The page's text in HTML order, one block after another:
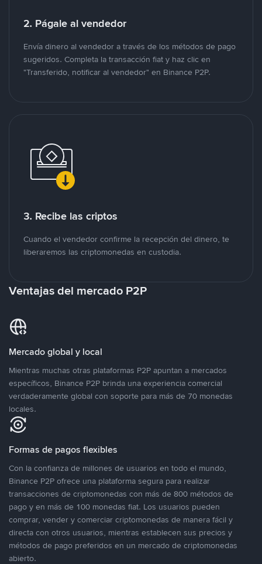
2. Págale al vendedor
Envía dinero al vendedor a través de los métodos de pago
sugeridos. Completa la transacción fiat y haz clic en
"Transferido, notificar al vendedor" en Binance P2P.
3. Recibe las criptos
Cuando el vendedor confirme la recepción del dinero, te
liberaremos las criptomonedas en custodia.
Ventajas del mercado P2P
Mercado global y local
Mientras muchas otras plataformas P2P apuntan a mercados
específicos, Binance P2P brinda una experiencia comercial
verdaderamente global con soporte para más de 70 monedas
locales.
Formas de pagos flexibles
Con la confianza de millones de usuarios en todo el mundo,
Binance P2P ofrece una plataforma segura para realizar
transacciones de criptomonedas con más de 800 métodos de
pago y en más de 100 monedas fiat. Los usuarios pueden
comprar, vender y comerciar criptomonedas de manera fácil y
directa con otros usuarios, mientras establecen sus precios y
métodos de pago preferidos en un mercado de criptomonedas
abierto.